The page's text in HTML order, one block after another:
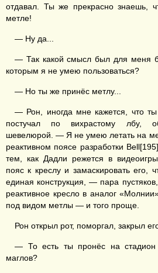
отдавал. Ты же прекрасно знаешь,
метле!
— Ну да...
— Так какой смысл был для меня
которым я не умею пользоваться?
— Но ты же принёс метлу...
— Рон, иногда мне кажется, что
постучал по вихрастому лбу,
шевелюрой. — Я не умею летать на
реактивном поясе разработки
тем, как Дадли режется в
пояс к креслу и замаскировать его,
единая конструкция, — пара
реактивное кресло в аналог
под видом метлы — и того проще.
Рон открыл рот, поморгал, закрыл
— То есть ты пронёс на стадион
маглов?